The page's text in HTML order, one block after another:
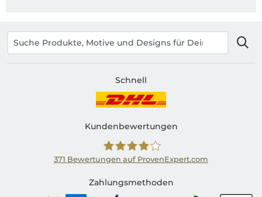
Schnell
Kundenbewertungen
Shirtinator CH
371 Bewertungen auf ProvenExpert.com
Zahlungsmethoden